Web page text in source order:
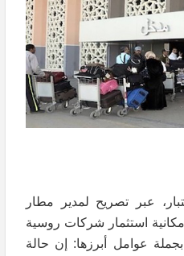
عبر تصريح لمدير مطار
استثمار شركات روسية
عوامل أبرزها: إن حالة